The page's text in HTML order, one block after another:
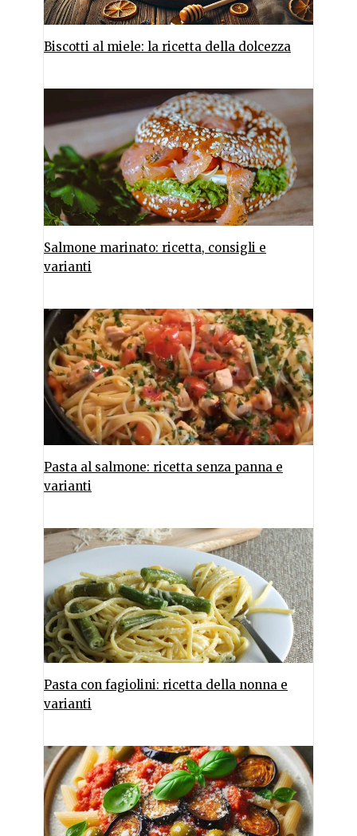
Biscotti al miele: la ricetta della dolcezza
Salmone marinato: ricetta, consigli e
varianti
Pasta al salmone: ricetta senza panna e
varianti
Pasta con fagiolini: ricetta della nonna e
varianti